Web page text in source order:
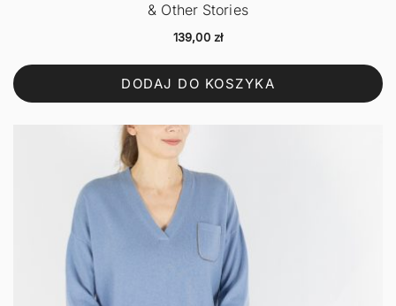
& Other Stories
139,00 zł
DODAJ DO KOSZYKA